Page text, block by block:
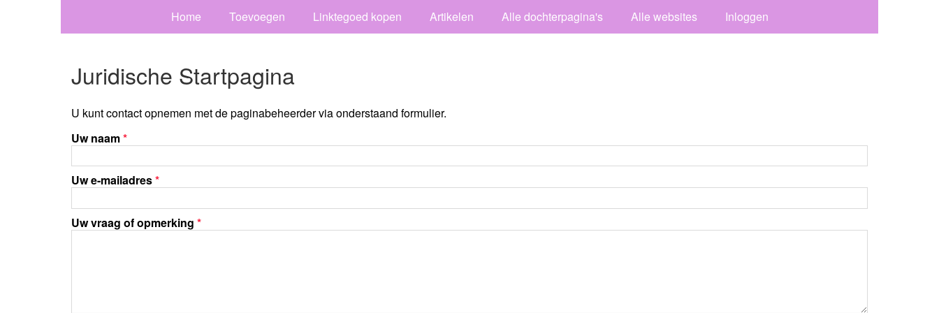
Home Toevoegen Linktegoed kopen Artikelen Alle dochterpagina's Alle websites Inloggen
Juridische Startpagina
U kunt contact opnemen met de paginabeheerder via onderstaand formulier.
Uw naam*
Uw e-mailadres*
Uw vraag of opmerking *